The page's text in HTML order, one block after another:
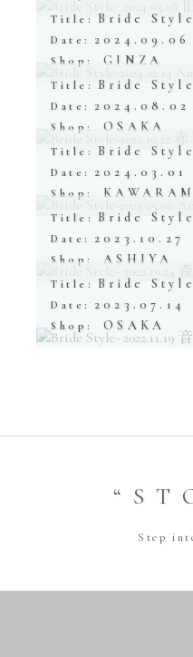
Title: Bride Style-
Date: 2024.09.06
Shop: GINZA
Title: Bride Style-
Date: 2024.08.02
Shop: OSAKA
Title: Bride Style-
Date: 2024.03.01
Shop:
Title: Bride Style-
Date: 2023.10.27
Shop: ASHIYA
Title: Bride Style-
Date: 2023.07.14
Shop: OSAKA
Step